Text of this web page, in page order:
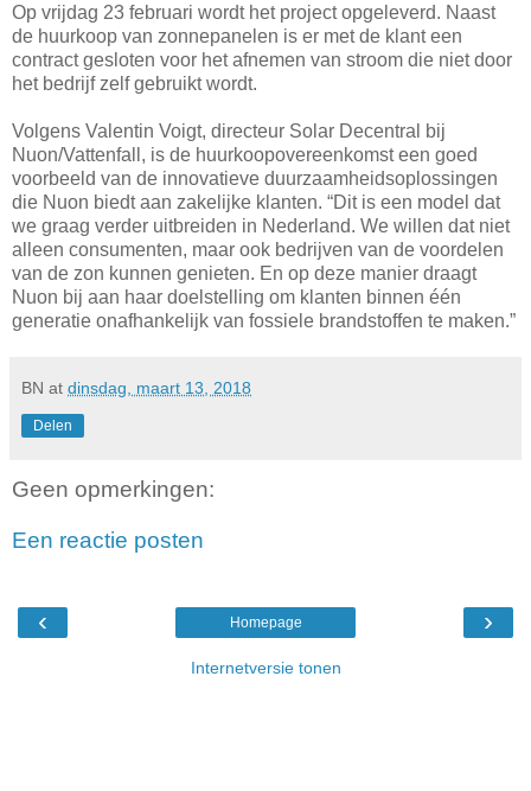
Op vrijdag 23 februari wordt het project opgeleverd. Naast
de huurkoop van zonnepanelen is er met de klant een
contract gesloten voor het afnemen van stroom die niet door
het bedrijf zelf gebruikt wordt.
Volgens Valentin Voigt, directeur Solar Decentral bij
Nuon/Vattenfall, is de huurkoopovereenkomst een goed
voorbeeld van de innovatieve duurzaamheidsoplossingen
die Nuon biedt aan zakelijke klanten. “Dit is een model dat
we graag verder uitbreiden in Nederland. We willen dat niet
alleen consumenten, maar ook bedrijven van de voordelen
van de zon kunnen genieten. En op deze manier draagt
Nuon bij aan haar doelstelling om klanten binnen één
generatie onafhankelijk van fossiele brandstoffen te maken.”
BN at dinsdag, maart 13, 2018
Delen
Geen opmerkingen:
Een reactie posten
‹ ›
Homepage
Internetversie tonen